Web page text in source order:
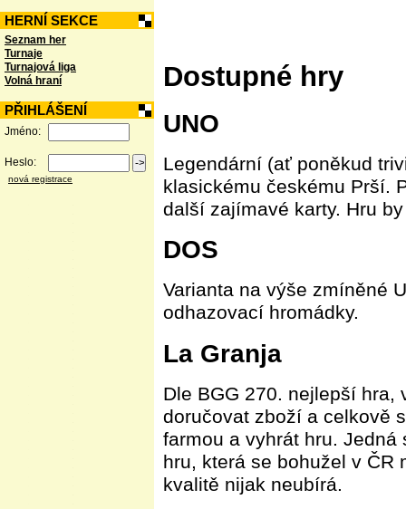
HERNÍ SEKCE
Seznam her
Turnaje
Turnajová liga
Volná hraní
PŘIHLÁŠENÍ
Jméno:
Heslo:
nová registrace
Dostupné hry
UNO
Legendární (ať poněkud
klasickému českému Prší.
další zajímavé karty. Hru
DOS
Varianta na výše zmíněné
odhazovací hromádky.
La Granja
Dle BGG 270. nejlepší
doručovat zboží a celkově
farmou a vyhrát hru.
hru, která se bohužel v ČR
kvalitě nijak neubírá.